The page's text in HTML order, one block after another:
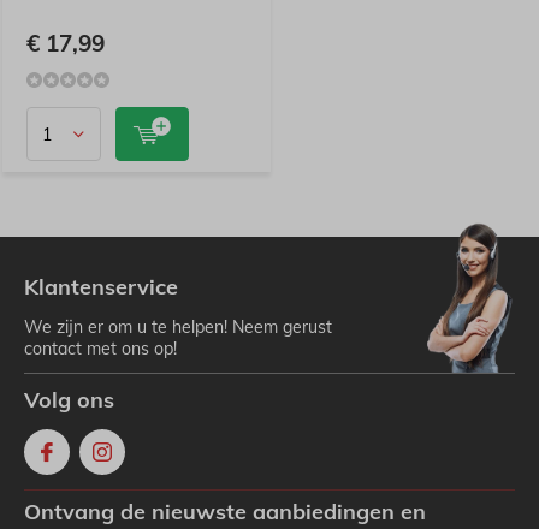
€ 17,99
Klantenservice
We zijn er om u te helpen! Neem gerust
contact met ons op!
Volg ons
Ontvang de nieuwste aanbiedingen en